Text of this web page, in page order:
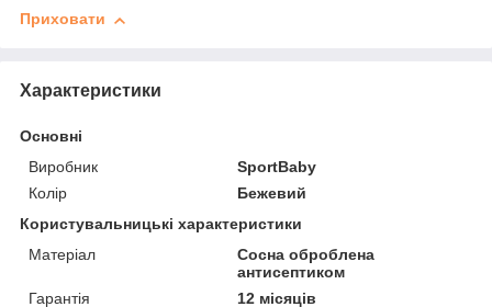
Приховати
Характеристики
Основні
Виробник
SportBaby
Колір
Бежевий
Користувальницькі характеристики
Матеріал
Сосна оброблена
антисептиком
Гарантія
12 місяців